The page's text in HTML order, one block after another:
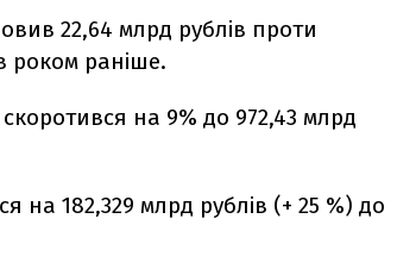
22,64 млрд рублів проти
роком раніше.
на 9% до 972,43 млрд
на 182,329 млрд рублів (+ 25 %) до